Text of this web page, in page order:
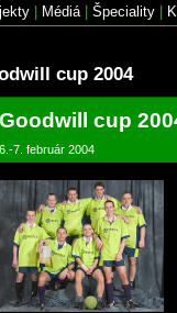
Médiá| Špeciality
cup 2004
Goodwill cup
6.-7. február 2004